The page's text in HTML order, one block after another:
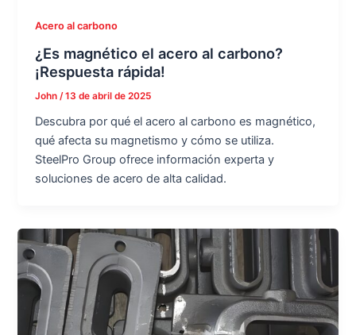
Acero al carbono
¿Es magnético el acero al carbono?
¡Respuesta rápida!
John /13 de abril de 2025
Descubra por qué el acero al carbono es magnético,
qué afecta su magnetismo y cómo se utiliza.
SteelPro Group ofrece información experta y
soluciones de acero de alta calidad.